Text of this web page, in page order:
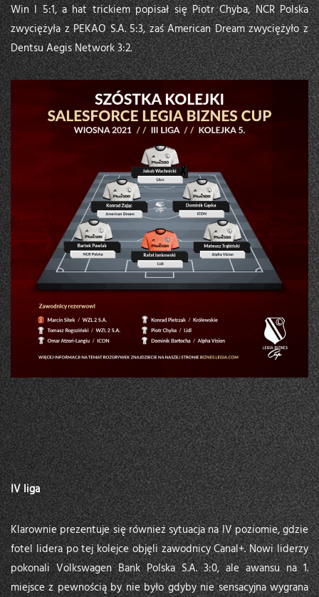
Win I 5:1, a hat trickiem popisał się Piotr Chyba, NCR Polska
zwyciężyła z PEKAO S.A. 5:3, zaś American Dream zwyciężyło z
Dentsu Aegis Network 3:2.
IV liga
Klarownie prezentuje się również sytuacja na IV poziomie, gdzie
fotel lidera po tej kolejce objęli zawodnicy Canal+. Nowi liderzy
pokonali Volkswagen Bank Polska S.A. 3:0, ale awansu na 1.
miejsce z pewnością by nie było gdyby nie sensacyjna wygrana